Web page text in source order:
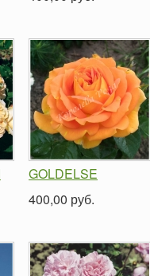
GOLDELSE
400,00 руб.